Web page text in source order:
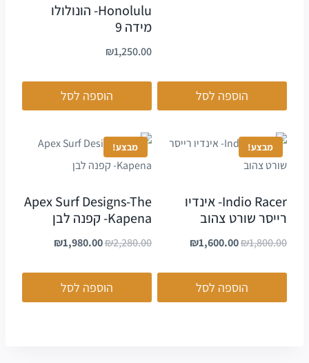
הוספה לסל
Honolulu- הונולולו
מידה 9
₪1,250.00
הוספה לסל
מבצע!
Indio Racer- אינדיו
רייסר שורט צהוב
₪1,800.00
₪1,600.00
הוספה לסל
מבצע!
Apex Surf Designs-The
Kapena- קפנה לבן
₪2,280.00
₪1,980.00
הוספה לסל